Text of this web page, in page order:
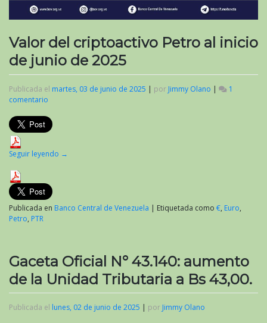
Valor del criptoactivo Petro al inicio
de junio de 2025
Publicada el martes, 03 de junio de 2025 | por Jimmy Olano |
1
comentario
del
criptoactivo
al
junio
de
2025
Seguir leyendo →
Publicada en Banco Central de Venezuela | Etiquetada como €, Euro,
Petro, PTR
Gaceta Oficial N° 43.140: aumento
de la Unidad Tributaria a Bs 43,00.
Publicada el lunes, 02 de junio de 2025 | por Jimmy Olano